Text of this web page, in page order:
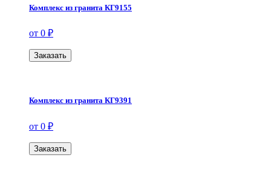
Комплекс из гранита КГ9155
от 0 ₽
Заказать
Комплекс из гранита КГ9391
от 0 ₽
Заказать